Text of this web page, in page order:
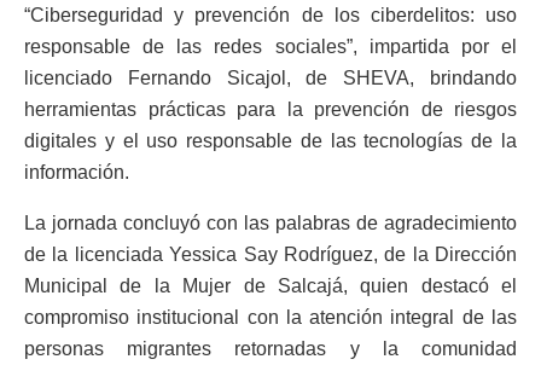
“Ciberseguridad y prevención de los ciberdelitos: uso
responsable de las redes sociales”, impartida por el
licenciado Fernando Sicajol, de SHEVA, brindando
herramientas prácticas para la prevención de riesgos
digitales y el uso responsable de las tecnologías de la
información.
La jornada concluyó con las palabras de agradecimiento
de la licenciada Yessica Say Rodríguez, de la Dirección
Municipal de la Mujer de Salcajá, quien destacó el
compromiso institucional con la atención integral de las
personas migrantes retornadas y la comunidad